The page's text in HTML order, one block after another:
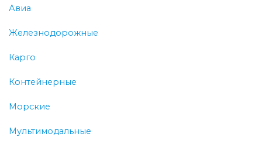
Авиа
Железнодорожные
Карго
Контейнерные
Морские
Мультимодальные